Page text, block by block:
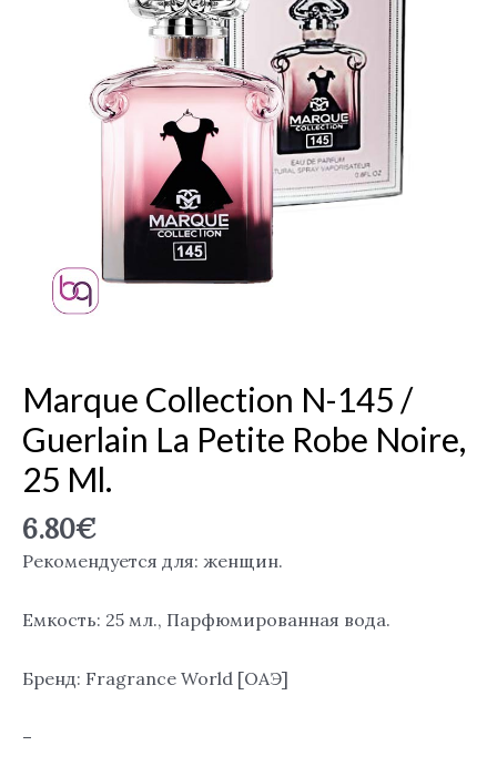
Marque Collection N-145 /
Guerlain La Petite Robe Noire,
25 Ml.
6.80€
Рекомендуется для: женщин.
Емкость: 25 мл., Парфюмированная вода.
Бренд: Fragrance World [ОАЭ]
–